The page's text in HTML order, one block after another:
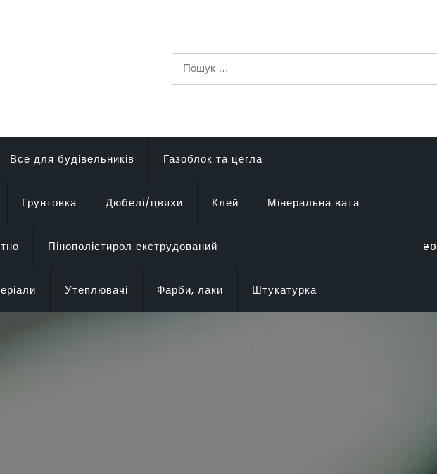
Пошук:
Все для будівельників Газоблок та цегла
Грунтовка Дюбелі/цвяхи Клей Мінеральна вата
Пінополістирол екструдований
Утеплювачі Фарби, лаки Штукатурка